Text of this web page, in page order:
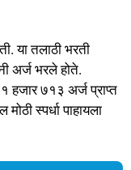
या तलाठी भरती
अर्ज भरले होते.
हजार ७१३ अर्ज प्राप्त
स्पर्धा पाहायला